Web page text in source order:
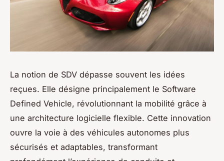
La notion de SDV dépasse souvent les idées
reçues. Elle désigne principalement le Software
Defined Vehicle, révolutionnant la mobilité grâce à
une architecture logicielle flexible. Cette innovation
ouvre la voie à des véhicules autonomes plus
sécurisés et adaptables, transformant